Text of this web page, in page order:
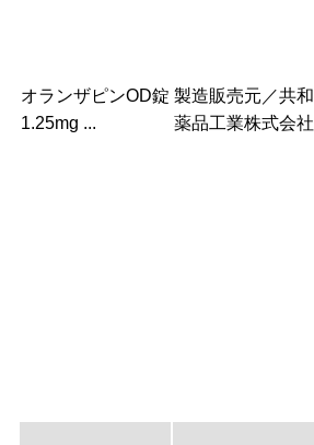
オランザピンOD錠
1.25mg ...
製造販売元／共和
薬品工業株式会社